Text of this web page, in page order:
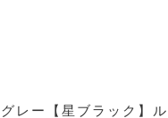
レー【星ブラック】